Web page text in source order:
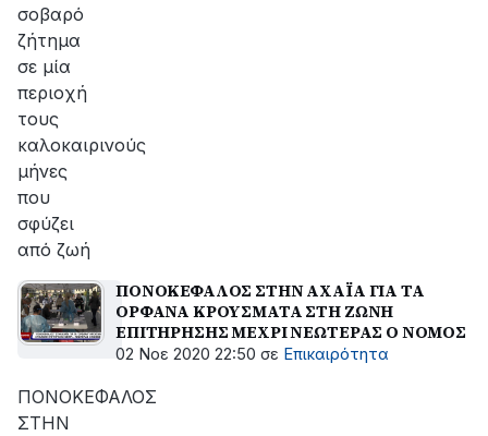
σοβαρό
ζήτημα
σε μία
περιοχή
τους
καλοκαιρινούς
μήνες
που
σφύζει
από ζωή
ΠΟΝΟΚΕΦΑΛΟΣ ΣΤΗΝ ΑΧΑΪΑ ΓΙΑ ΤΑ
ΟΡΦΑΝΑ ΚΡΟΥΣΜΑΤΑ ΣΤΗ ΖΩΝΗ
ΕΠΙΤΗΡΗΣΗΣ ΜΕΧΡΙ ΝΕΩΤΕΡΑΣ Ο ΝΟΜΟΣ
02 Νοε 2020 22:50 σε Επικαιρότητα
ΠΟΝΟΚΕΦΑΛΟΣ
ΣΤΗΝ